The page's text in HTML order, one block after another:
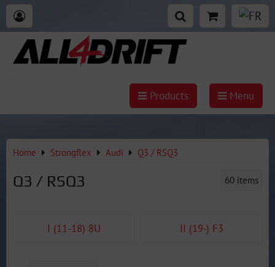
Products Menu
Home Strongflex Audi Q3 / RSQ3
Q3 / RSQ3 60 items
I (11-18) 8U II (19-) F3